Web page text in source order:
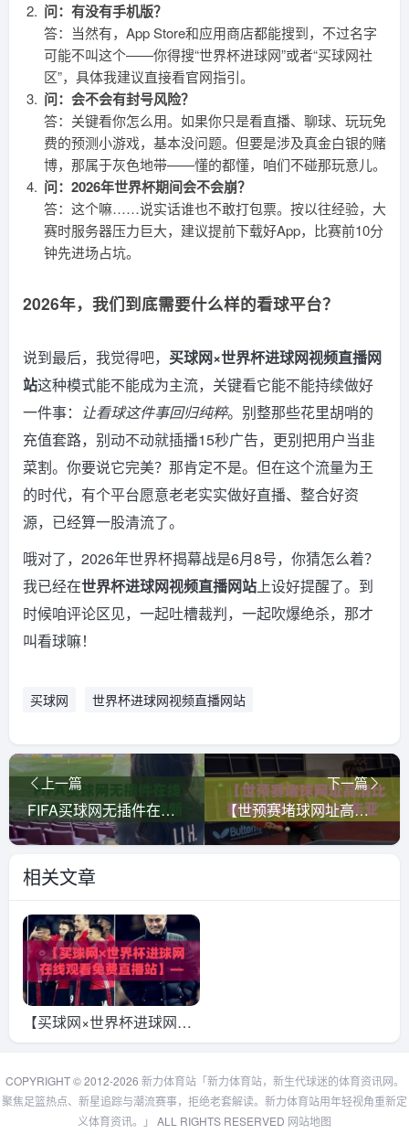
问：有没有手机版？
答：当然有，App Store和应用商店都能搜到，不过名字
可能不叫这个——你得搜“世界杯进球网”或者“买球网社
区”，具体我建议直接看官网指引。
问：会不会有封号风险？
答：关键看你怎么用。如果你只是看直播、聊球、玩玩免
费的预测小游戏，基本没问题。但要是涉及真金白银的赌
博，那属于灰色地带——懂的都懂，咱们不碰那玩意儿。
问：2026年世界杯期间会不会崩？
答：这个嘛……说实话谁也不敢打包票。按以往经验，大
赛时服务器压力巨大，建议提前下载好App，比赛前10分
钟先进场占坑。
2026年，我们到底需要什么样的看球平台？
说到最后，我觉得吧， 买球网×世界杯进球网视频直播网
站这种模式能不能成为主流，关键看它能不能持续做好
一件事： 让看球这件事回归纯粹。别整那些花里胡哨的
充值套路，别动不动就插播15秒广告，更别把用户当韭
菜割。你要说它完美？那肯定不是。但在这个流量为王
的时代，有个平台愿意老老实实做好直播、整合好资
源，已经算一股清流了。
哦对了，2026年世界杯揭幕战是6月8号，你猜怎么着？
我已经在世界杯进球网视频直播网站上设好提醒了。到
时候咱评论区见，一起吐槽裁判，一起吹爆绝杀，那才
叫看球嘛！
买球网 世界杯进球网视频直播网站
上一篇
FIFA买球网无插件在线直播网，2026年看球新选择！(FIFA买球网无插件在线直播网)
下一篇
【世预赛堵球网址高清比赛直播网】！2026年亚洲区预选赛观赛指南，这些平台让你告别迷路
相关文章
【买球网×世界杯进球网在
线观看免费直播站】——20
26年足球迷的观赛宝典，高
清零延迟全攻略
COPYRIGHT © 2012-2026 新力体育站「新力体育站，新生代球迷的体育资讯网。
聚焦足篮热点、新星追踪与潮流赛事，拒绝老套解读。新力体育站用年轻视角重新定
义体育资讯。」
ALL RIGHTS RESERVED 网站地图